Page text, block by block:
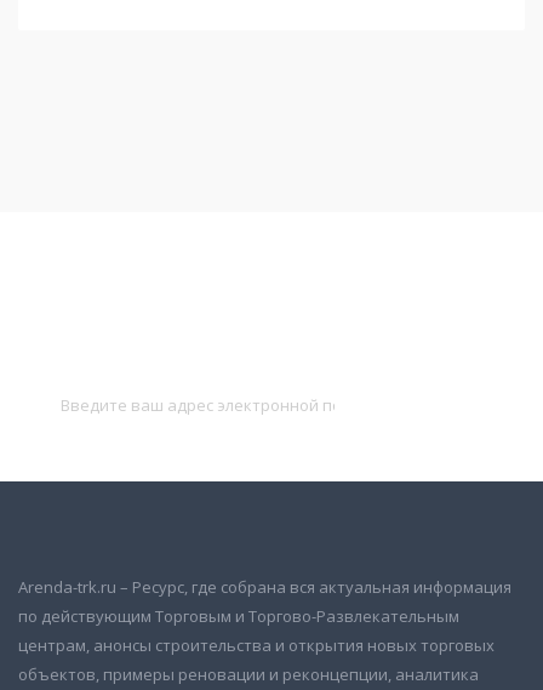
Arenda-trk.ru – Ресурс, где собрана вся актуальная информация
по действующим Торговым и Торгово-Развлекательным
центрам, анонсы строительства и открытия новых торговых
объектов, примеры реновации и реконцепции, аналитика